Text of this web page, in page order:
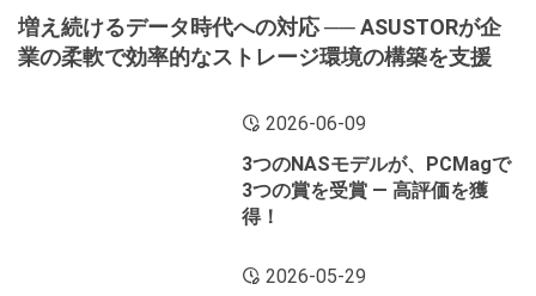
増え続けるデータ時代への対応 ── ASUSTORが企
業の柔軟で効率的なストレージ環境の構築を支援
2026-06-09
3つのNASモデルが、PCMagで
3つの賞を受賞 ― 高評価を獲
得！
2026-05-29